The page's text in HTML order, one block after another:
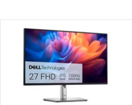
thay vì chỉ so sánh cấu hình trên giấy.